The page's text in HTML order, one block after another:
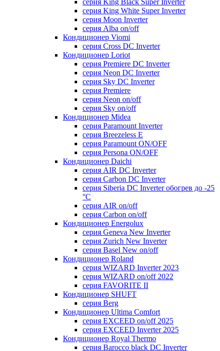
серия King Black Super Inverter
серия King White Super Inverter
серия Moon Inverter
серия Alba on/off
Кондиционер Viomi
серия Cross DC Inverter
Кондиционер Loriot
серия Premiere DC Inverter
серия Neon DC Inverter
серия Sky DC Inverter
серия Premiere
серия Neon on/off
серия Sky on/off
Кондиционер Midea
серия Paramount Inverter
серия Breezeless E
серия Paramount ON/OFF
серия Persona ON/OFF
Кондиционер Daichi
серия AIR DC Inverter
серия Carbon DC Inverter
серия Siberia DC Inverter обогрев до -25
°С
серия AIR on/off
серия Carbon on/off
Кондиционер Energolux
серия Geneva New Inverter
серия Zurich New Inverter
серия Basel New on/off
Кондиционер Roland
серия WIZARD Inverter 2023
серия WIZARD on/off 2022
серия FAVORITE II
Кондиционер SHUFT
серия Berg
Кондиционер Ultima Comfort
серия EXCEED on/off 2025
серия EXCEED Inverter 2025
Кондиционер Royal Thermo
серия Barocco black DC Inverter